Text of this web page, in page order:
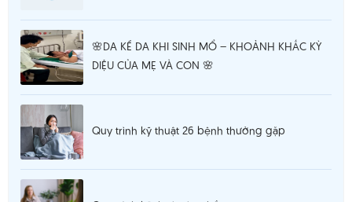
🌸DA KỀ DA KHI SINH MỔ – KHOẢNH KHẮC KỲ
DIỆU CỦA MẸ VÀ CON 🌸
Quy trình kỹ thuật 26 bệnh thường gặp